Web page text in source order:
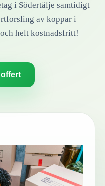
i Södertälje samtidigt
av koppar i
helt kostnadsfritt!
offert